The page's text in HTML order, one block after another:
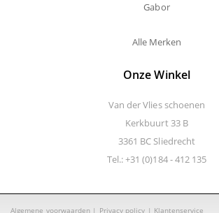
Gabor
Alle Merken
Onze Winkel
Van der Vlies schoenen
Kerkbuurt 33 B
3361 BC Sliedrecht
Tel.: +31 (0)184 - 412 135
Algemene voorwaarden | Privacy policy | Klantenservice